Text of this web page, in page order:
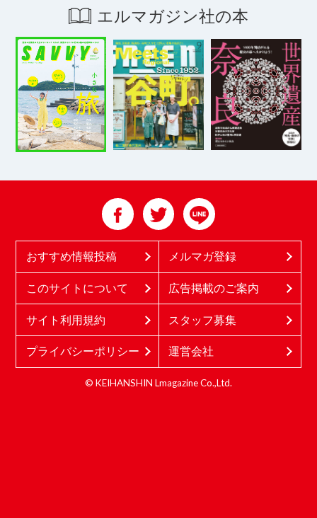
エルマガジン社の本
おすすめ情報投稿 メルマガ登録
このサイトについて 広告掲載のご案内
サイト利用規約 スタッフ募集
プライバシーポリシー 運営会社
© KEIHANSHIN Lmagazine Co.,Ltd.